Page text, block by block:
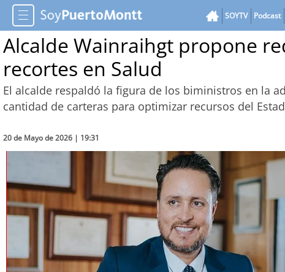
SOYTV Podcast
Alcalde Wainraihgt propone
recortes en Salud
El alcalde respaldó la figura de los biministros en la
cantidad de carteras para optimizar recursos del
20 de Mayo de 2026 | 19:31